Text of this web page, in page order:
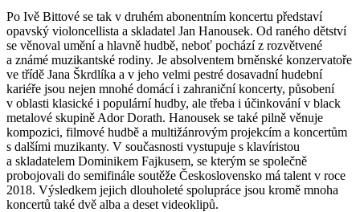
Po Ivě Bittové se tak v druhém abonentním koncertu představí
opavský violoncellista a skladatel Jan Hanousek. Od raného dětství
se věnoval umění a hlavně hudbě, neboť pochází z rozvětvené
a známé muzikantské rodiny. Je absolventem brněnské konzervatoře
ve třídě Jana Škrdlíka a v jeho velmi pestré dosavadní hudební
kariéře jsou nejen mnohé domácí i zahraniční koncerty, působení
v oblasti klasické i populární hudby, ale třeba i účinkování v black
metalové skupině Ador Dorath. Hanousek se také pilně věnuje
kompozici, filmové hudbě a multižánrovým projekcím a koncertům
s dalšími muzikanty. V současnosti vystupuje s klavíristou
a skladatelem Dominikem Fajkusem, se kterým se společně
probojovali do semifinále soutěže Československo má talent v roce
2018. Výsledkem jejich dlouholeté spolupráce jsou kromě mnoha
koncertů také dvě alba a deset videoklipů.